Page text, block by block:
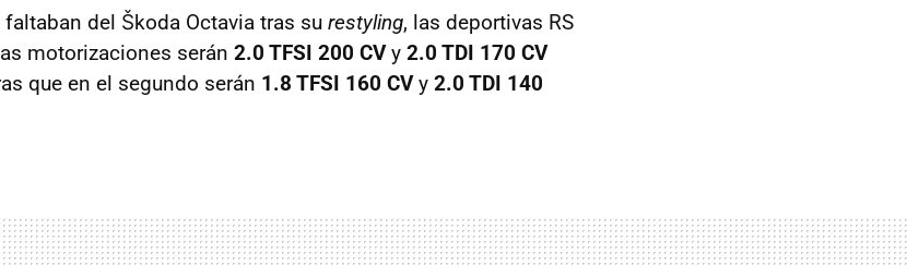
del Škoda Octavia tras su restyling, las deportivas RS
motorizaciones serán 2.0 TFSI 200 CVy 2.0 TDI 170 CV
que en el segundo serán 1.8 TFSI 160 CVy 2.0 TDI 140